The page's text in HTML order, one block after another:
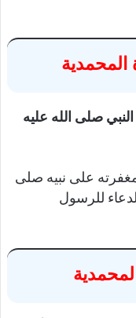
المحمدية
صلى الله عليه
على نبيه صلى
للرسول